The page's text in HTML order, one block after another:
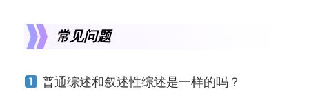
常见问题
普通综述和叙述性综述是一样的吗？